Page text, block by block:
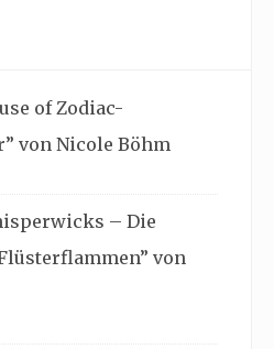
of Zodiac-
von Nicole Böhm
– Die
von